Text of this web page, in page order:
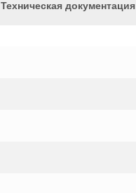
Техническая документация